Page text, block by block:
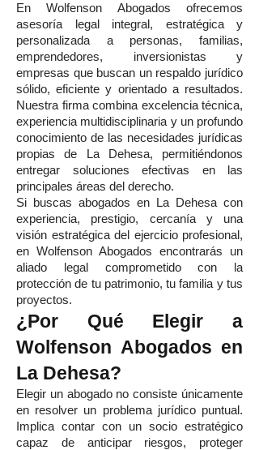
En Wolfenson Abogados ofrecemos
asesoría legal integral, estratégica y
personalizada a personas, familias,
emprendedores, inversionistas y
empresas que buscan un respaldo jurídico
sólido, eficiente y orientado a resultados.
Nuestra firma combina excelencia técnica,
experiencia multidisciplinaria y un profundo
conocimiento de las necesidades jurídicas
propias de La Dehesa, permitiéndonos
entregar soluciones efectivas en las
principales áreas del derecho.
Si buscas abogados en La Dehesa con
experiencia, prestigio, cercanía y una
visión estratégica del ejercicio profesional,
en Wolfenson Abogados encontrarás un
aliado legal comprometido con la
protección de tu patrimonio, tu familia y tus
proyectos.
¿Por Qué Elegir a
Wolfenson Abogados en
La Dehesa?
Elegir un abogado no consiste únicamente
en resolver un problema jurídico puntual.
Implica contar con un socio estratégico
capaz de anticipar riesgos, proteger